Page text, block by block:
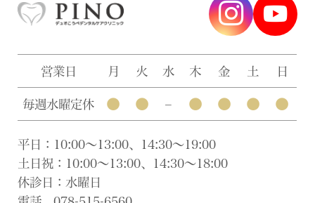
営業日 月 火 水 木 金 土 日
毎週水曜定休 ● ● – ● ● ● ●
平日：10:00〜13:00、14:30〜19:00
土日祝：10:00〜13:00、14:30〜18:00
休診日：水曜日